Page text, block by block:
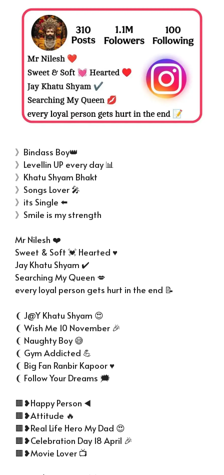
》Bindass Boy👑
》Levellin UP every day 📊
》Khatu Shyam Bhakt
》Songs Lover 🎤
》its Single ⬅️
》Smile is my strength
Mr Nilesh ❤️
Sweet & Soft 💓 Hearted ♥️
Jay Khatu Shyam ✔️
Searching My Queen 💋
every loyal person gets hurt in the end 📝
❨ J@Y Khatu Shyam 😍
❨ Wish Me 10 November 🎉
❨ Naughty Boy 😅
❨ Gym Addicted 💪
❨ Big Fan Ranbir Kapoor ♥️
❨ Follow Your Dreams 🗯️
🟫❥Happy Person ◀️
🟫❥Attitude 🔥
🟫❥Real Life Hero My Dad 😍
🟫❥Celebration Day 18 April 🎉
🟫❥Movie Lover 📺